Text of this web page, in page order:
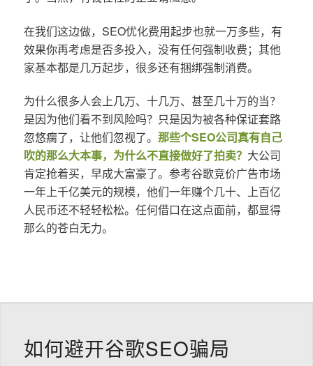
在我们这边做，SEO优化费用起步也就一万多些，有
效果你再考虑是否多投入，没有任何强制收费；其他
家基本都是几万起步，很多还有捆绑强制消费。
为什么很多人会上几万、十几万、甚至几十万的当？
是因为他们看不到风险吗？只是因为被各种保证套路
忽悠瘸了，让他们忽视了。 那些个SEO公司真有自己
吹的那么大本事，为什么不直接做好了拍卖？ 大公司
肯定抢着买，早成大富豪了。参考谷歌竞价广告市场
一年上千亿美元的规模，他们一年赚个几十、上百亿
人民币还不轻轻松松。任何借口在这点面前，都显得
那么的苍白无力。
如何避开谷歌SEO骗局